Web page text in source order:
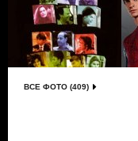
ВСЕ ФОТО (409)